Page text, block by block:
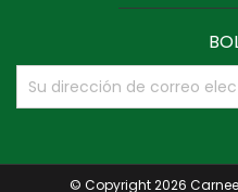
© Copyright 2026